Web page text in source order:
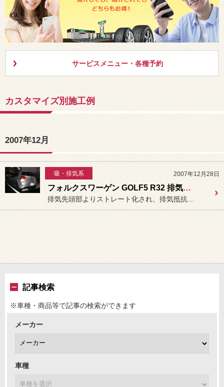
サービスメニュー・各種予約
カスタマイズ別施工例
2007年12月
吸・排気系 2007年12月28日
フォルクスワーゲン GOLF5 R32 排気系チューニング ミルテック製エキマニ・キャタライザー・キャタバック交換
記事検索
※車種・商品等で記事の検索ができます
メーカー
車種